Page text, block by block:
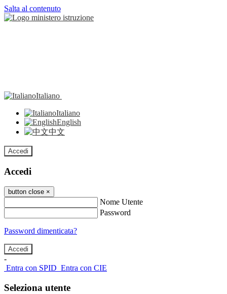
Salta al contenuto
Italiano
Italiano
English
中文
Accedi
Accedi
button close ×
Nome Utente
Password
Password dimenticata?
-
Entra con SPID Entra con CIE
Seleziona utente